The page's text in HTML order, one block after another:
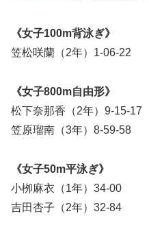
《女子100m背泳ぎ》
笠松咲蘭（2年）1-06-22
《女子800m自由形》
松下奈那香（2年）9-15-17
笠原瑠南（3年）8-59-58
《女子50m平泳ぎ》
小栁麻衣（1年）34-00
吉田杏子（2年）32-84